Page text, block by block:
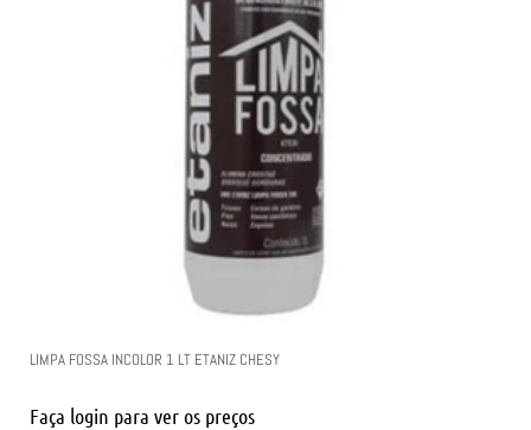
LIMPA FOSSA INCOLOR 1 LT ETANIZ CHESY
Faça login para ver os preços